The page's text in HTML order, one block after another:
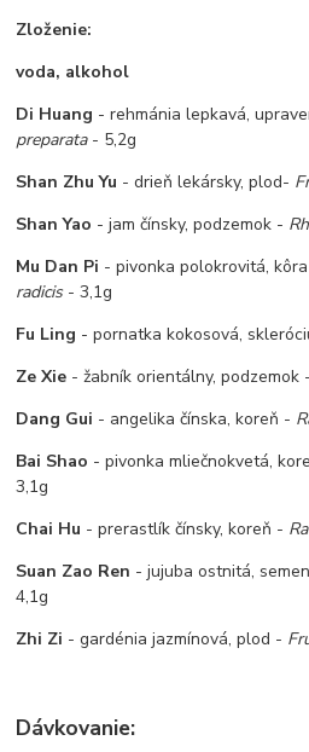
Zloženie:
voda, alkohol
Di Huang - rehmánia lepkavá,
preparata- 5,2g
Shan Zhu Yu - drieň lekársky, plod-
Shan Yao - jam čínsky, podzemok -
Mu Dan Pi - pivonka polokrovitá,
radicis - 3,1g
Fu Ling - pornatka kokosová,
Ze Xie - žabník orientálny, podzemok -
Dang Gui - angelika čínska, koreň -
Bai Shao - pivonka mliečnokvetá,
3,1g
Chai Hu - prerastlík čínsky, koreň -
Suan Zao Ren - jujuba ostnitá,
4,1g
Zhi Zi - gardénia jazmínová, plod -
Dávkovanie: